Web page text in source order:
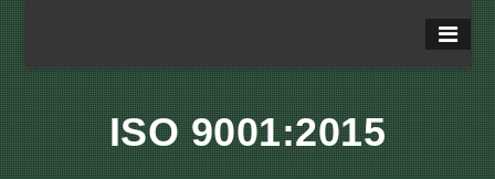
ISO 9001:2015